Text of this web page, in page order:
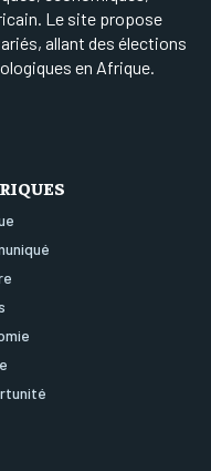
Le site propose
allant des élections
en Afrique.